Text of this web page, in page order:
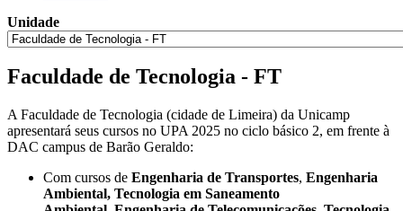
Unidade
Faculdade de Tecnologia - FT
A Faculdade de Tecnologia (cidade de Limeira) da Unicamp
apresentará seus cursos no UPA 2025 no ciclo básico 2, em frente à
DAC campus de Barão Geraldo:
Com cursos de Engenharia de Transportes, Engenharia
Ambiental, Tecnologia em Saneamento